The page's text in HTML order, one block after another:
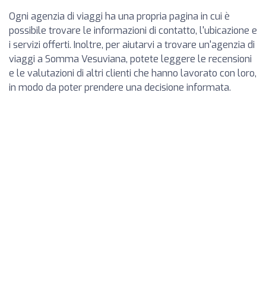
Ogni agenzia di viaggi ha una propria pagina in cui è
possibile trovare le informazioni di contatto, l'ubicazione e
i servizi offerti. Inoltre, per aiutarvi a trovare un'agenzia di
viaggi a Somma Vesuviana, potete leggere le recensioni
e le valutazioni di altri clienti che hanno lavorato con loro,
in modo da poter prendere una decisione informata.